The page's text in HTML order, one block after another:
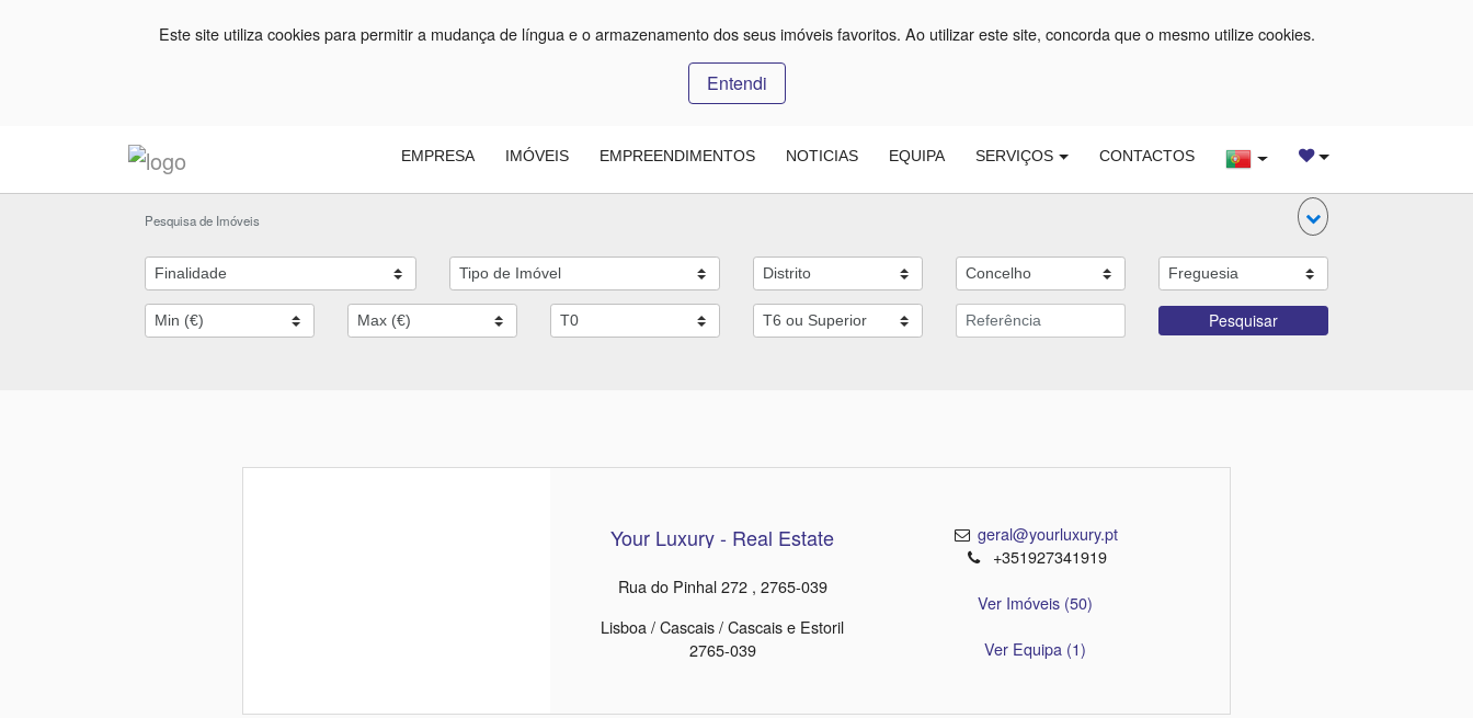
Este site utiliza cookies para permitir a mudança de língua e o armazenamento dos seus imóveis favoritos. Ao utilizar este site, concorda que o mesmo utilize cookies.
Entendi
EMPRESA IMÓVEIS EMPREENDIMENTOS NOTICIAS EQUIPA SERVIÇOS CONTACTOS
Pesquisa de Imóveis
Pesquisar
Your Luxury - Real Estate
Rua do Pinhal 272 , 2765-039
Lisboa / Cascais / Cascais e Estoril
2765-039
geral@yourluxury.pt
+351927341919
Ver Imóveis(50)
Ver Equipa (1)